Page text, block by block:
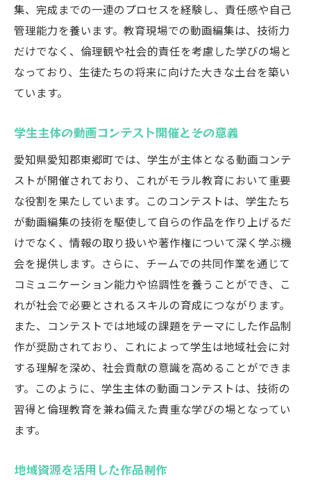
集、完成までの一連のプロセスを経験し、責任感や自己
管理能力を養います。教育現場での動画編集は、技術力
だけでなく、倫理観や社会的責任を考慮した学びの場と
なっており、生徒たちの将来に向けた大きな土台を築い
ています。
学生主体の動画コンテスト開催とその意義
愛知県愛知郡東郷町では、学生が主体となる動画コンテ
ストが開催されており、これがモラル教育において重要
な役割を果たしています。このコンテストは、学生たち
が動画編集の技術を駆使して自らの作品を作り上げるだ
けでなく、情報の取り扱いや著作権について深く学ぶ機
会を提供します。さらに、チームでの共同作業を通じて
コミュニケーション能力や協調性を養うことができ、こ
れが社会で必要とされるスキルの育成につながります。
また、コンテストでは地域の課題をテーマにした作品制
作が奨励されており、これによって学生は地域社会に対
する理解を深め、社会貢献の意識を高めることができま
す。このように、学生主体の動画コンテストは、技術の
習得と倫理教育を兼ね備えた貴重な学びの場となってい
ます。
地域資源を活用した作品制作